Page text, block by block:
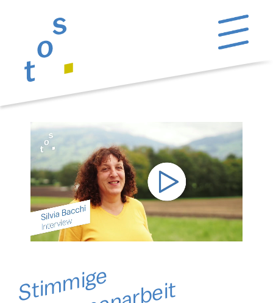
S
m
mi
g
e
Z
u
s
a
m
m
e
n
a
r
b
ei